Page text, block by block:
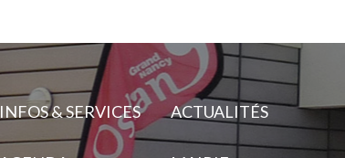
INFOS & SERVICES ACTUALITÉS